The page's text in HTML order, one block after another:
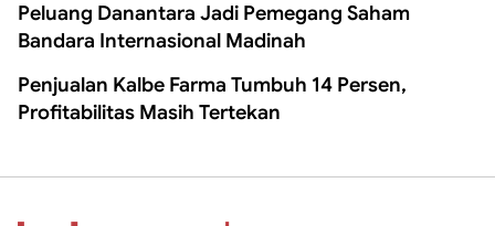
Peluang Danantara Jadi Pemegang Saham
Bandara Internasional Madinah
Penjualan Kalbe Farma Tumbuh 14 Persen,
Profitabilitas Masih Tertekan